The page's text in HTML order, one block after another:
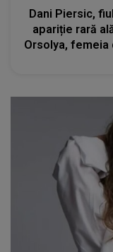
Dani Piersic,
apariție rară
Orsolya, femeia